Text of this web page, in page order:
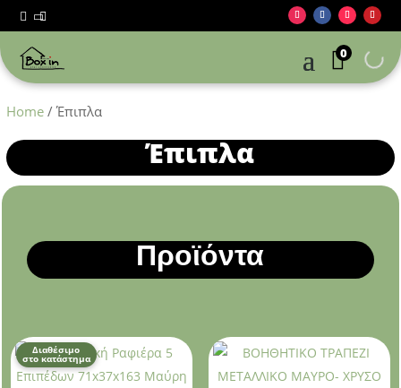
 
0
Home/ Έπιπλα
Έπιπλα
Προϊόντα
Διαθέσιμο
στο κατάστημα